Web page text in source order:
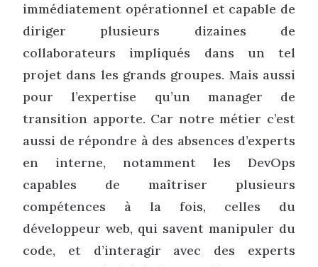
immédiatement opérationnel et capable de
diriger plusieurs dizaines de
collaborateurs impliqués dans un tel
projet dans les grands groupes. Mais aussi
pour l’expertise qu’un manager de
transition apporte. Car notre métier c’est
aussi de répondre à des absences d’experts
en interne, notamment les DevOps
capables de maîtriser plusieurs
compétences à la fois, celles du
développeur web, qui savent manipuler du
code, et d’interagir avec des experts